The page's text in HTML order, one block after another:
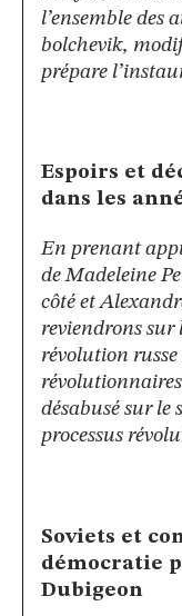
l’ensemble des
bolchevik,
prépare
Espoirs et
dans les
En prenant
de Madeleine
côté et
reviendrons sur
révolution
désabusé sur le
processus
Soviets et
démocratie
Dubigeon